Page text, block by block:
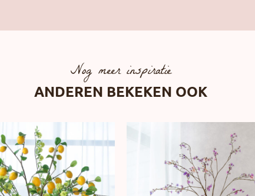
Nog meer inspiratie
ANDEREN BEKEKEN OOK